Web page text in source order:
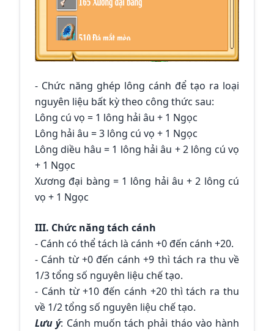
- Chức năng ghép lông cánh để tạo ra loại
nguyên liệu bất kỳ theo công thức sau:
Lông cú vọ = 1 lông hải âu + 1 Ngọc
Lông hải âu = 3 lông cú vọ + 1 Ngọc
Lông diều hâu = 1 lông hải âu + 2 lông cú vọ
+ 1 Ngọc
Xương đại bàng = 1 lông hải âu + 2 lông cú
vọ + 1 Ngọc
III. Chức năng tách cánh
- Cánh có thể tách là cánh +0 đến cánh +20.
- Cánh từ +0 đến cánh +9 thì tách ra thu về
1/3 tổng số nguyên liệu chế tạo.
- Cánh từ +10 đến cánh +20 thì tách ra thu
về 1/2 tổng số nguyên liệu chế tạo.
Lưu ý: Cánh muốn tách phải tháo vào hành